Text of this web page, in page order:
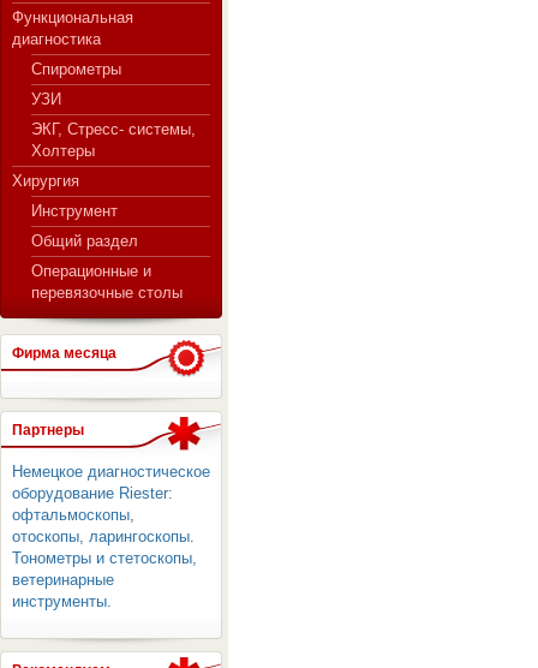
Функциональная
диагностика
Спирометры
УЗИ
ЭКГ, Стресс- системы,
Холтеры
Хирургия
Инструмент
Общий раздел
Операционные и
перевязочные столы
Фирма месяца
Партнеры
Немецкое диагностическое
оборудование Riester:
офтальмоскопы,
отоскопы, ларингоскопы.
Тонометры и стетоскопы,
ветеринарные
инструменты.